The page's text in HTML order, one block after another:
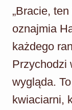
„Bracie,
oznajmia
każdego
Przychodzi
wygląda.
kwiaciarni,